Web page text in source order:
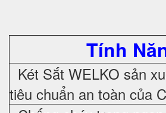
Tính
Két Sắt WELKO sản
tiêu chuẩn an toàn của